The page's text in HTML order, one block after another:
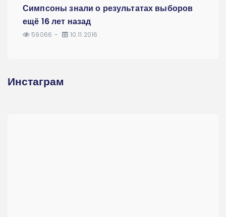
Симпсоны знали о результатах выборов
ещё 16 лет назад
59066 10.11.2016
Инстаграм